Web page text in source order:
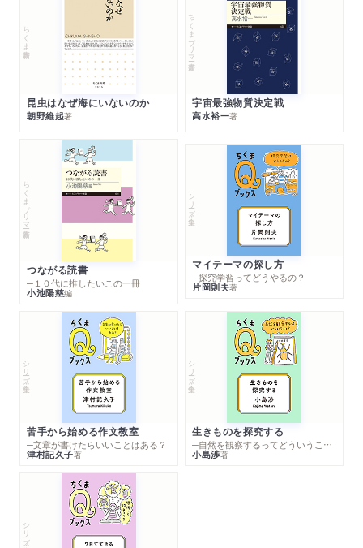
ちくま新書
昆虫はなぜ海にいないのか
朝野維起著
ちくまプリマー新書
宇宙最強物質決定戦
高水裕一著
ちくまプリマー新書
つながる読書
─１０代に推したいこの一冊
小池陽慈編
シリーズ・全集
マイテーマの探し方
─探究学習ってどうやるの？
片岡則夫著
シリーズ・全集
苦手から始める作文教室
─文章が書けたらいいことはある？
津村記久子著
シリーズ・全集
生きものを探究する
─自然を観察するってどういうこと？
小島渉著
シリーズ・全集